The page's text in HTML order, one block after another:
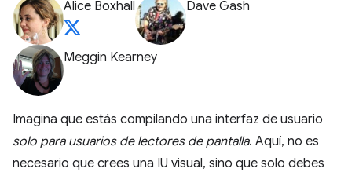
Alice Boxhall Dave Gash
Meggin Kearney
Imagina que estás compilando una interfaz de usuario
solo para usuarios de lectores de pantalla. Aquí, no es
necesario que crees una IU visual, sino que solo debes